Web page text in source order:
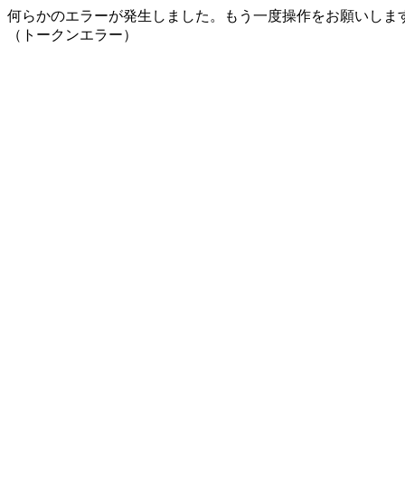
何らかのエラーが発生しました。もう一度操作をお願いしま
（トークンエラー）